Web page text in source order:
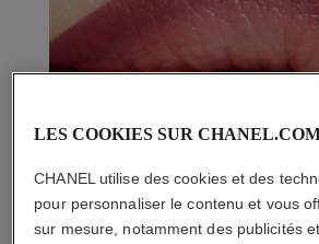
LES COOKIES SUR
CHANEL utilise des cookies et des
pour personnaliser le contenu et vous
sur mesure, notamment des publicités